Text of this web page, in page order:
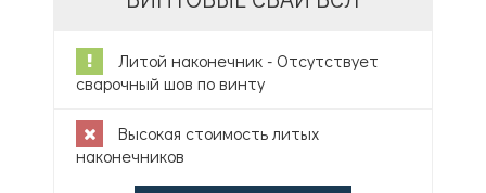
Литой наконечник - Отсутствует
сварочный шов по винту
Высокая стоимость литых
наконечников